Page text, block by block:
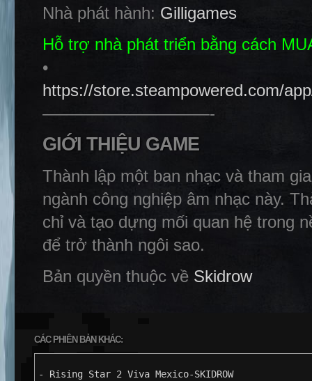
Nhà phát hành: Gilligames
Hỗ trợ nhà phát triển bằng cách
•
https://store.steampowered.com/
——————————-
GIỚI THIỆU GAME
Thành lập một ban nhạc và tham
ngành công nghiệp âm nhạc này.
chỉ và tạo dựng mối quan hệ trong
để trở thành ngôi sao.
Bản quyền thuộc về Skidrow
CÁC PHIÊN BẢN KHÁC:
- Rising Star 2 Viva Mexico-SKIDROW